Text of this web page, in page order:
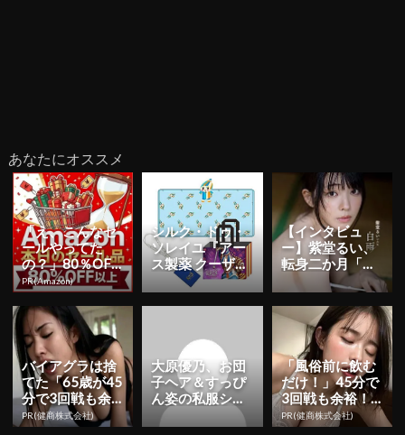
あなたにオススメ
「え、こんなセ
ールやってた
の？」80％OFF
以上が続々登
場！Amazonの本
気が...
PR(Amazon)
シルク・ドゥ・
ソレイユ『アー
ス製薬 クーザ』
東京公演の日程
＆チケット情報
【インタビュ
ー】紫堂るい、
転身二か月「も
っと知っていた
だくことを目標
に」 初ヘア...
バイアグラは捨
てた「65歳が45
分で3回戦も余
裕」980円で朝
まで絶好調！
PR(健商株式会社)
大原優乃、お団
子ヘア＆すっぴ
ん姿の私服ショ
ット公開！「す
っぴん可愛すぎ
「風俗前に飲む
だけ！」45分で
3回戦も余裕！1
日31円で朝まで
絶好調
PR(健商株式会社)